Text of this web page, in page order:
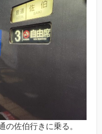
の佐伯行きに乗る。